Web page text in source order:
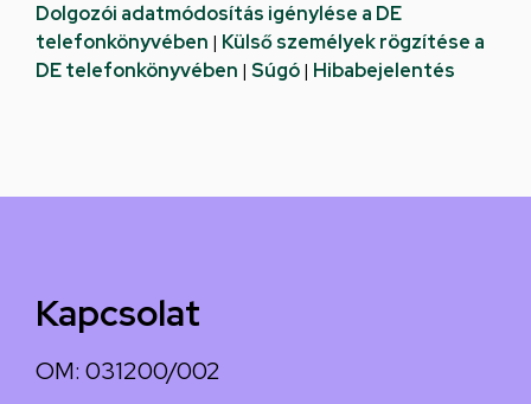
Dolgozói adatmódosítás igénylése a DE
telefonkönyvében | Külső személyek rögzítése a
DE telefonkönyvében | Súgó| Hibabejelentés
Kapcsolat
OM: 031200/002